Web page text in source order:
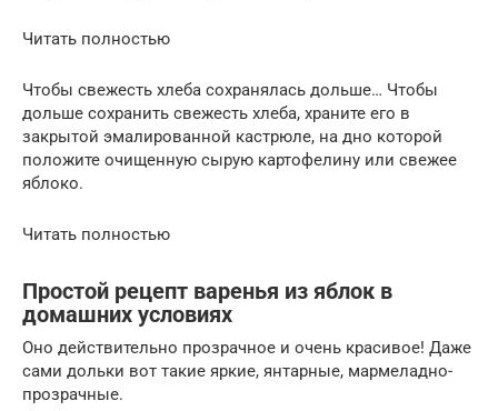
Читать полностью
Чтобы свежесть хлеба сохранялась дольше… Чтобы
дольше сохранить свежесть хлеба, храните его в
закрытой эмалированной кастрюле, на дно которой
положите очищенную сырую картофелину или свежее
яблоко.
Читать полностью
Простой рецепт варенья из яблок в
домашних условиях
Оно действительно прозрачное и очень красивое! Даже
сами дольки вот такие яркие, янтарные, мармеладно-
прозрачные.